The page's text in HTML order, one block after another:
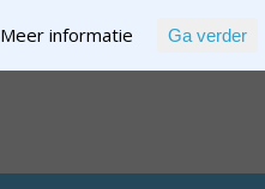
Meer informatie Ga verder
EXPERTISE